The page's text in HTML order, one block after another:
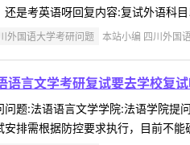
还是考英语呀回复内容:复试外语科
外国语大学考研问题 本站小编 四川外国
语言文学考研复试要去学校复
问题:法语语言文学学院:法语学院
安排需根据防控要求执行，目前不